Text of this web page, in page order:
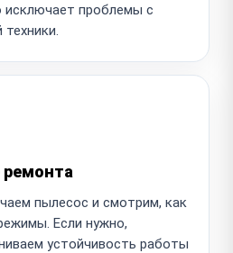
проблемы с
ремонта
пылесос и смотрим, как
Если нужно,
устойчивость работы